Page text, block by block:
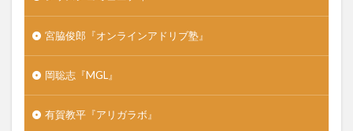
宮脇俊郎『オンラインアドリブ塾』
岡聡志『MGL』
有賀教平『アリガラボ』